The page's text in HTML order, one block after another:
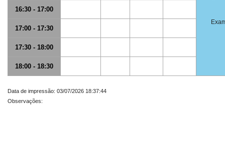
16:30 - 17:00
17:00 - 17:30
17:30 - 18:00
18:00 - 18:30
Data de impressão: 03/07/2026 18:37:44
Observações: